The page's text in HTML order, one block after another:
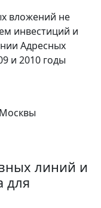
вложений не
инвестиций и
Адресных
и 2010 годы
линий и
для